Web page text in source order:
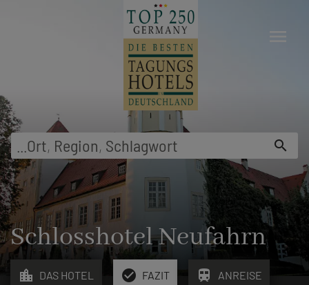
Ort, Region, Schlagwort search
menu
Schlosshotel Neufahrn
location_city DAS HOTEL check_circle FAZIT train ANREISE